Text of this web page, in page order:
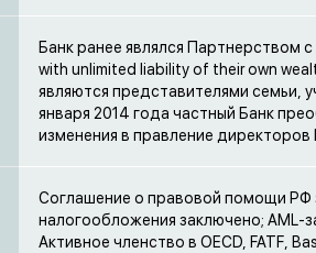
Банк ранее являлся Партнерством
with unlimited liability of their own
являются представителями семьи,
января 2014 года частный Банк
изменения в правление директоров
Соглашение о правовой помощи РФ
налогообложения заключено; AML-
Активное членство в OECD, FATF,